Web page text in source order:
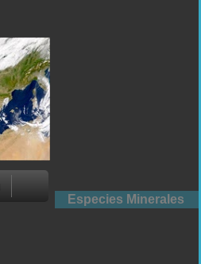
Especies Minerales